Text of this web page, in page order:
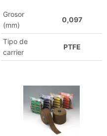
Grosor
(mm)
0,097
Tipo de
carrier
PTFE